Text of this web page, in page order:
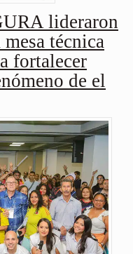
lideraron
técnica
fortalecer
de el